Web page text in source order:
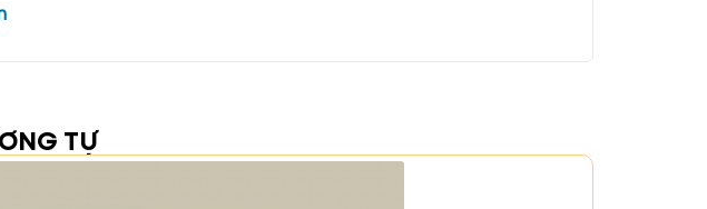
trợ phục hồi hàng rào bảo vệ da.
TỰ